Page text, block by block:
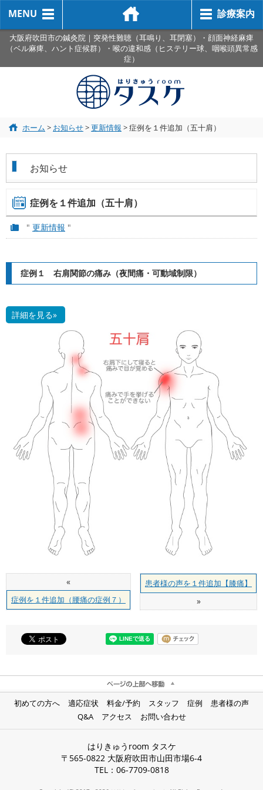
MENU 診療案内
大阪府吹田市の鍼灸院｜突発性難聴（耳鳴り、耳閉塞）・顔面神経麻痺
（ベル麻痺、ハント症候群）・喉の違和感（ヒステリー球、咽喉頭異常感
症）
ホーム > お知らせ>更新情報 >症例を１件追加（五十肩）
お知らせ
症例を１件追加（五十肩）
" 更新情報 "
症例１ 右肩関節の痛み（夜間痛・可動域制限）
詳細を見る»
«
症例を１件追加（腰痛の症例７）
患者様の声を１件追加【膝痛】
»
初めての方へ 適応症状 料金/予約 スタッフ 症例
患者様の声
Q&A
アクセス お問い合わせ
はりきゅうroom タスケ
〒565-0822 大阪府吹田市山田市場6-4
TEL：06-7709-0818